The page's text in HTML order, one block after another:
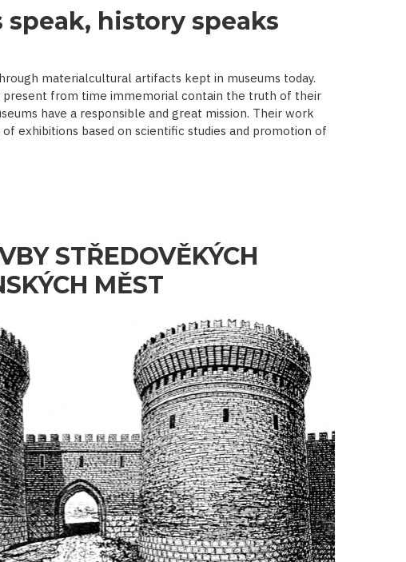
history speaks
materialcultural artifacts kept in museums today.
present from time immemorial contain the truth of their
have a responsible and great mission. Their work
exhibitions based on scientific studies and promotion of
STŘEDOVĚKÝCH
MĚST